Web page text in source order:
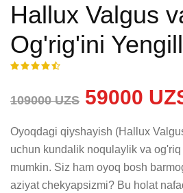
Hallux Valgus
Og'rig'ini
109000 UZS 59000
Oyoqdagi qiyshayish (Hallux
uchun kundalik noqulaylik va
mumkin. Siz ham oyoq bosh
aziyat chekyapsizmi? Bu holat